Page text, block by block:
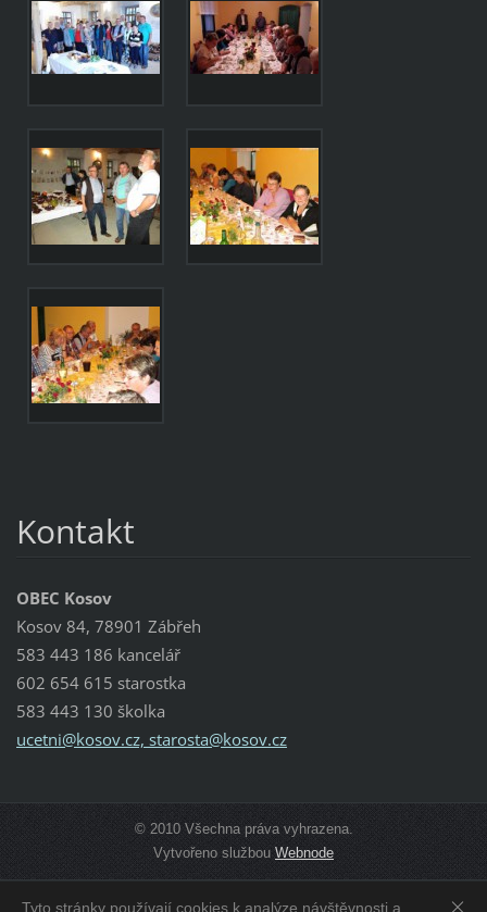
Tyto stránky používají cookies k analýze návštěvnosti a
Kontakt
OBEC Kosov
Kosov 84, 78901 Zábřeh
583 443 186 kancelář
602 654 615 starostka
583 443 130 školka
ucetni@kosov.cz, starosta@kosov.cz
© 2010 Všechna práva vyhrazena.
Vytvořeno službou Webnode